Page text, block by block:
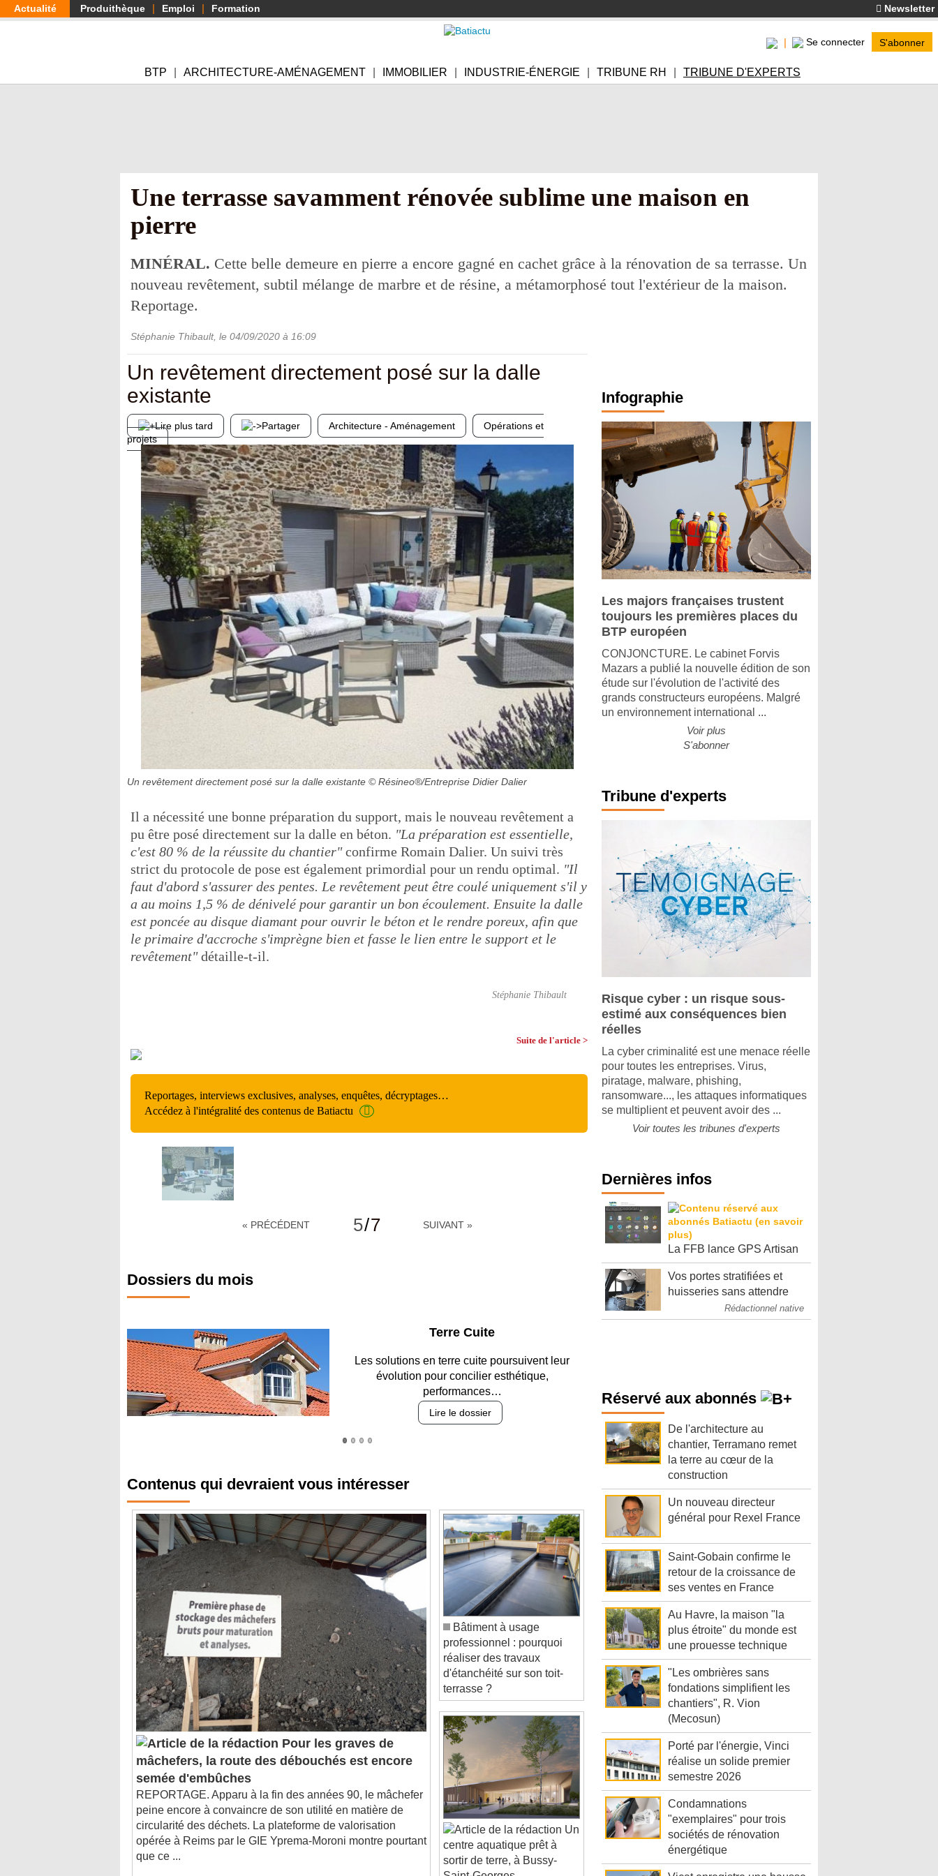
Aller
au
Actualité Produithèque Emploi Formation Newsletter
Se connecter S'abonner
BTP ARCHITECTURE-AMÉNAGEMENT IMMOBILIER INDUSTRIE-ÉNERGIE TRIBUNE RH TRIBUNE D'EXPERTS
Une terrasse savamment rénovée sublime une maison en
pierre
MINÉRAL. Cette belle demeure en pierre a encore gagné en cachet grâce à la rénovation de sa terrasse. Un
nouveau revêtement, subtil mélange de marbre et de résine, a métamorphosé tout l'extérieur de la maison.
Reportage.
Stéphanie Thibault, le 04/09/2020 à 16:09
Un revêtement directement posé sur la dalle
existante
Lire plus tard Partager Architecture - Aménagement
Opérations et
projets
Un revêtement directement posé sur la dalle existante © Résineo®/Entreprise Didier Dalier
Il a nécessité une bonne préparation du support, mais le nouveau revêtement a
pu être posé directement sur la dalle en béton. "La préparation est essentielle,
c'est 80 % de la réussite du chantier"confirme Romain Dalier. Un suivi très
strict du protocole de pose est également primordial pour un rendu optimal. "Il
faut d'abord s'assurer des pentes. Le revêtement peut être coulé uniquement s'il y
a au moins 1,5 % de dénivelé pour garantir un bon écoulement. Ensuite la dalle
est poncée au disque diamant pour ouvrir le béton et le rendre poreux, afin que
le primaire d'accroche s'imprègne bien et fasse le lien entre le support et le
revêtement"détaille-t-il.
Stéphanie Thibault
Suite de l'article >
Reportages, interviews exclusives, analyses, enquêtes, décryptages…
Accédez à l'intégralité des contenus de Batiactu
« PRÉCÉDENT 5/7 SUIVANT »
Dossiers du mois
Parking et garages
Entre circulation, sécurisation des accès, durabilité
des revêtements et intégration…
Lire le dossier
Pour les graves de
mâchefers, la route des débouchés est encore
semée d'embûches
REPORTAGE. Apparu à la fin des années 90, le mâchefer
peine encore à convaincre de son utilité en matière de
circularité des déchets. La plateforme de valorisation
opérée à Reims par le GIE Yprema-Moroni montre pourtant
que ce ...
Bâtiment à usage
professionnel : pourquoi
réaliser des travaux
d'étanchéité sur son toit-
terrasse ?
Un
centre aquatique prêt à
sortir de terre, à Bussy-
Saint-Georges
Infographie
Les majors françaises trustent
toujours les premières places du
BTP européen
CONJONCTURE. Le cabinet Forvis
Mazars a publié la nouvelle édition de son
étude sur l'évolution de l'activité des
grands constructeurs européens. Malgré
un environnement international ...
Voir plus
S'abonner
Tribune d'experts
Risque cyber : un risque sous-
estimé aux conséquences bien
réelles
La cyber criminalité est une menace réelle
pour toutes les entreprises. Virus,
piratage, malware, phishing,
ransomware..., les attaques informatiques
se multiplient et peuvent avoir des ...
Voir toutes les tribunes d'experts
Dernières infos
La FFB lance GPS Artisan
Vos portes stratifiées et
huisseries sans attendre
Rédactionnel native
Réservé aux abonnés
De l'architecture au
chantier, Terramano remet
la terre au cœur de la
construction
Un nouveau directeur
général pour Rexel France
Saint-Gobain confirme le
retour de la croissance de
ses ventes en France
Au Havre, la maison "la
plus étroite" du monde est
une prouesse technique
"Les ombrières sans
fondations simplifient les
chantiers", R. Vion
(Mecosun)
Porté par l'énergie, Vinci
réalise un solide premier
semestre 2026
Condamnations
"exemplaires" pour trois
sociétés de rénovation
énergétique